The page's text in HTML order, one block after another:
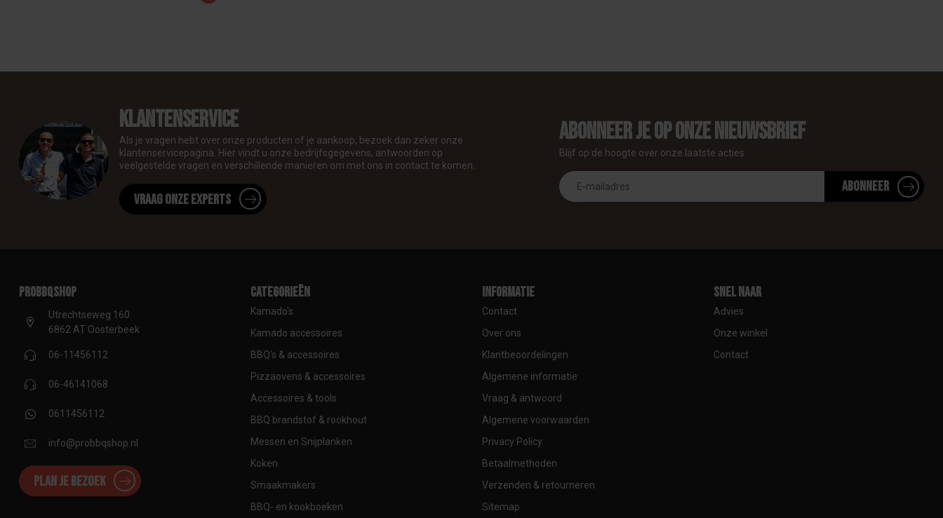
Klantenservice
Als je vragen hebt over onze producten of je aankoop, bezoek dan zeker onze
klantenservicepagina. Hier vindt u onze bedrijfsgegevens, antwoorden op
veelgestelde vragen en verschillende manieren om met ons in contact te komen.
Vraag onze experts
Abonneer je op onze nieuwsbrief
Blijf op de hoogte over onze laatste acties
Abonneer
proBBQshop
Utrechtseweg 160
6862 AT Oosterbeek
06-11456112
06-46141068
0611456112
info@probbqshop.nl
Plan je bezoek
Categorieën
Kamado's
Kamado accessoires
BBQ's & accessoires
Pizzaovens & accessoires
Accessoires & tools
BBQ brandstof & rookhout
Messen en Snijplanken
Koken
Smaakmakers
BBQ- en kookboeken
Informatie
Contact
Over ons
Klantbeoordelingen
Algemene informatie
Vraag & antwoord
Algemene voorwaarden
Privacy Policy
Betaalmethoden
Verzenden & retourneren
Sitemap
Snel naar
Advies
Onze winkel
Contact